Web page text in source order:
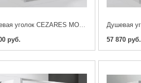
руб.
57 870 руб.